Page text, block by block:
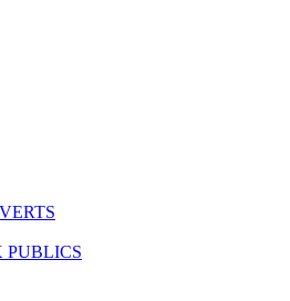
PUBLICS